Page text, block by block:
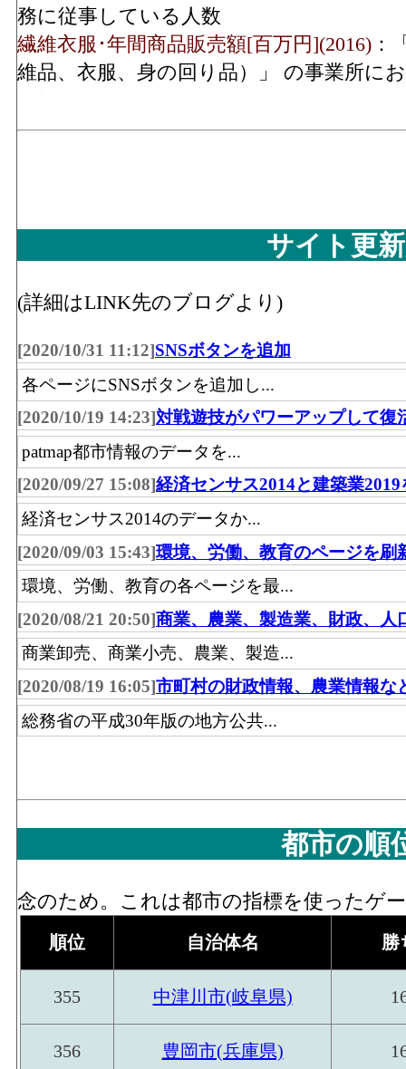
機械器具･年間商品販売
額(2016)
9,926[
務に従事している人数
繊維衣服･年間商品販売額[百万円](2016) ：
維品、衣服、身の回り品）」 の事業所に
繊維衣服･事業所数(2016)：「繊維・衣服
飲食料･年間商品販売額[百万円](2016) ：「
水産物、食料・飲料)」 の事業所における
飲食料･事業所数(2016)：「飲食料品卸売
飲食料･従業員数[人](2016)：「飲食料品卸
料・飲料)」 の業務に従事している人数
建築鉱物金属材料･年間商品販売額[百万円
物・金属材料等卸売業(建築材料、化学製
品、非鉄金属、再生資源)」 の事業所にお
額
建築鉱物金属材料･事業所数(2016)
売業(建築材料、化学製品、石油・鉱物、
資源)」 を営む事業所の数
建築鉱物金属材料･従業員数[人](2016)：「
等卸売業(建築材料、化学製品、石油・鉱
再生資源)」 の業務に従事している人数
機械器具･年間商品販売額[百万円](2016)：
器具、自動車、電気機械器具、その他の
車、電気機械器具、その他の機械器具)」
機械器具･従業員数[人](2016)：「機械器具
車、電気機械器具、その他の機械器具)」
その他･年間商品販売額[百万円](2016)
：
具・じゅう器等、医薬品・化粧品等、紙
おける有体商品の年間販売総額
その他･事業所数(2016)：「その他卸売業(
医薬品・化粧品等、紙・紙製品、他)」 を
その他･従業員数[人](2016)：「その他卸売
等、医薬品・化粧品等、紙・紙製品、他)
サイト更
(詳細はLINK先のブログより)
[2020/10/31 11:12]SNSボタンを追加
各ページにSNSボタンを追加し...
[2020/10/19 14:23]対戦遊技がパワーアップして復
patmap都市情報のデータを...
[2020/09/27 15:08]経済センサス2014と建築業2019
経済センサス2014のデータか...
[2020/09/03 15:43]環境、労働、教育のページを刷
環境、労働、教育の各ページを最...
[2020/08/21 20:50]商業、農業、製造業、財政、人
商業卸売、商業小売、農業、製造...
[2020/08/19 16:05]市町村の財政情報、農業情報な
総務省の平成30年版の地方公共...
都市の順
念のため。これは都市の指標を使ったゲ
順位 自治体名 勝
355 中津川市(岐阜県)
356 豊岡市(兵庫県)